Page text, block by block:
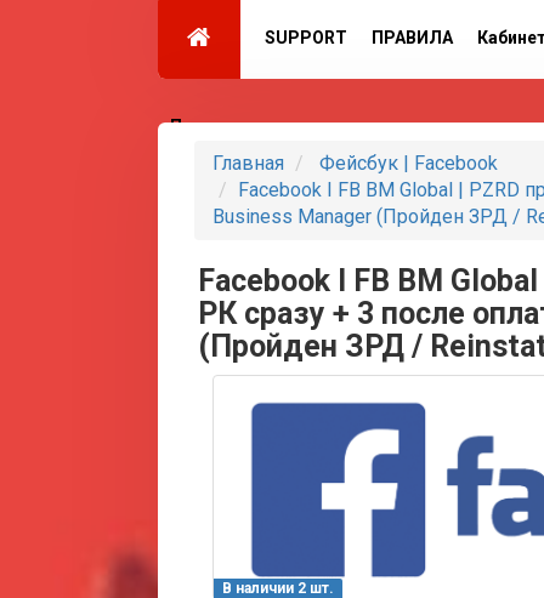
SUPPORT ПРАВИЛА
Партнеры
Главная
Фейсбук | Facebook
Facebook I FB BM Global | PZRD
Business Manager (Пройден ЗРД /
Facebook I FB BM
РК сразу + 3 после
(Пройден ЗРД /
В наличии 2 шт.